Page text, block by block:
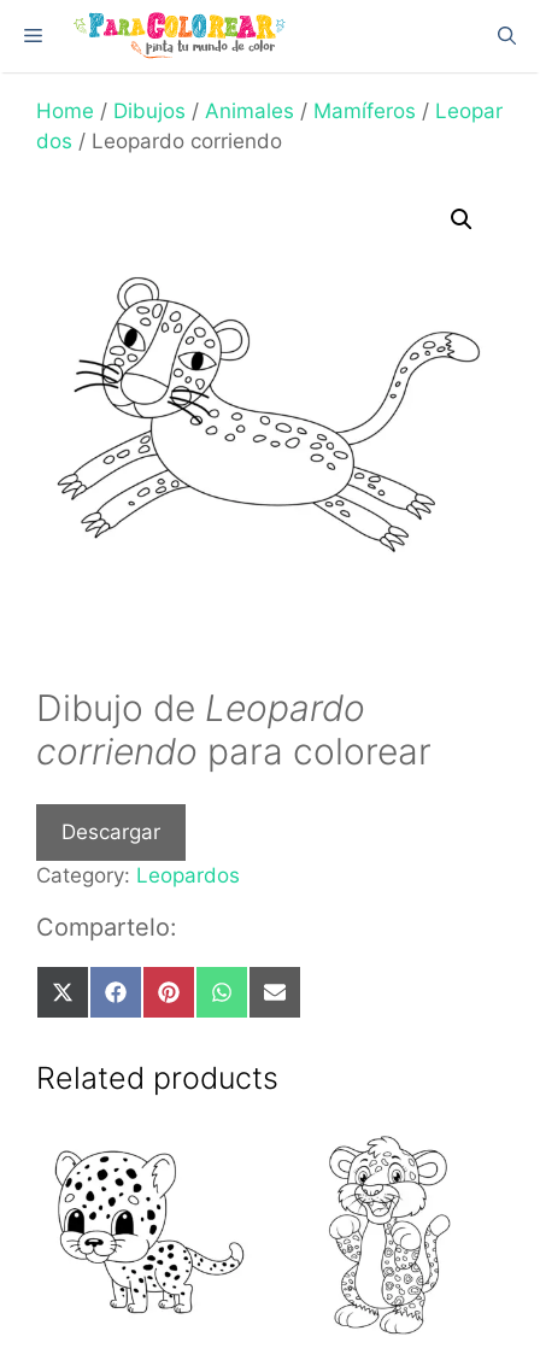
content
Menu
Home / Dibujos / Animales / Mamíferos / Leopar
dos / Leopardo corriendo
Dibujo de Leopardo
corriendo para colorear
Descargar
Category: Leopardos
Compartelo:
Share
on
(Twitter)
Share
on
Share
on
Share
on
Share
on
Related products